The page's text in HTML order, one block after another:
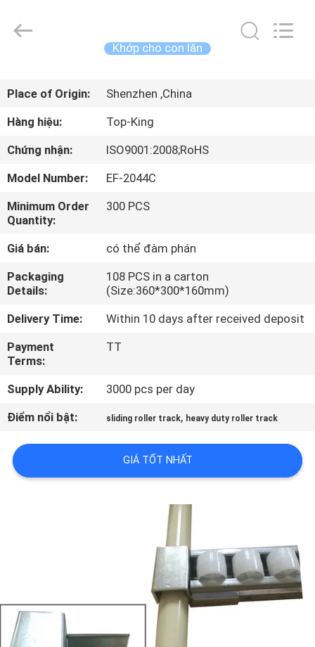
SẢN
PHẨM
VỀ
CHÚNG
CHUYẾN
QUAN
NHÀ
KIỂM
SOÁT
CHẤT
CHÚNG
TÔI
Shenzhen
Jingji
Reserved.
Khớp cho con lăn
Place of Origin:
Shenzhen ,China
Hàng hiệu:
Top-King
Chứng nhận:
ISO9001:2008;RoHS
Model Number:
EF-2044C
Minimum Order
Quantity:
300 PCS
Giá bán:
có thể đàm phán
Packaging
Details:
108 PCS in a carton
(Size:360*300*160mm)
Delivery Time:
Within 10 days after received deposit
Payment
Terms:
TT
Supply Ability:
3000 pcs per day
Điểm nổi bật:
sliding roller track, heavy duty roller track
GIÁ TỐT NHẤT